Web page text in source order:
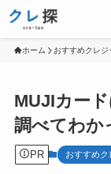
ホーム おすすめクレジ
MUJIカー
調べてわか
PR おすすめク